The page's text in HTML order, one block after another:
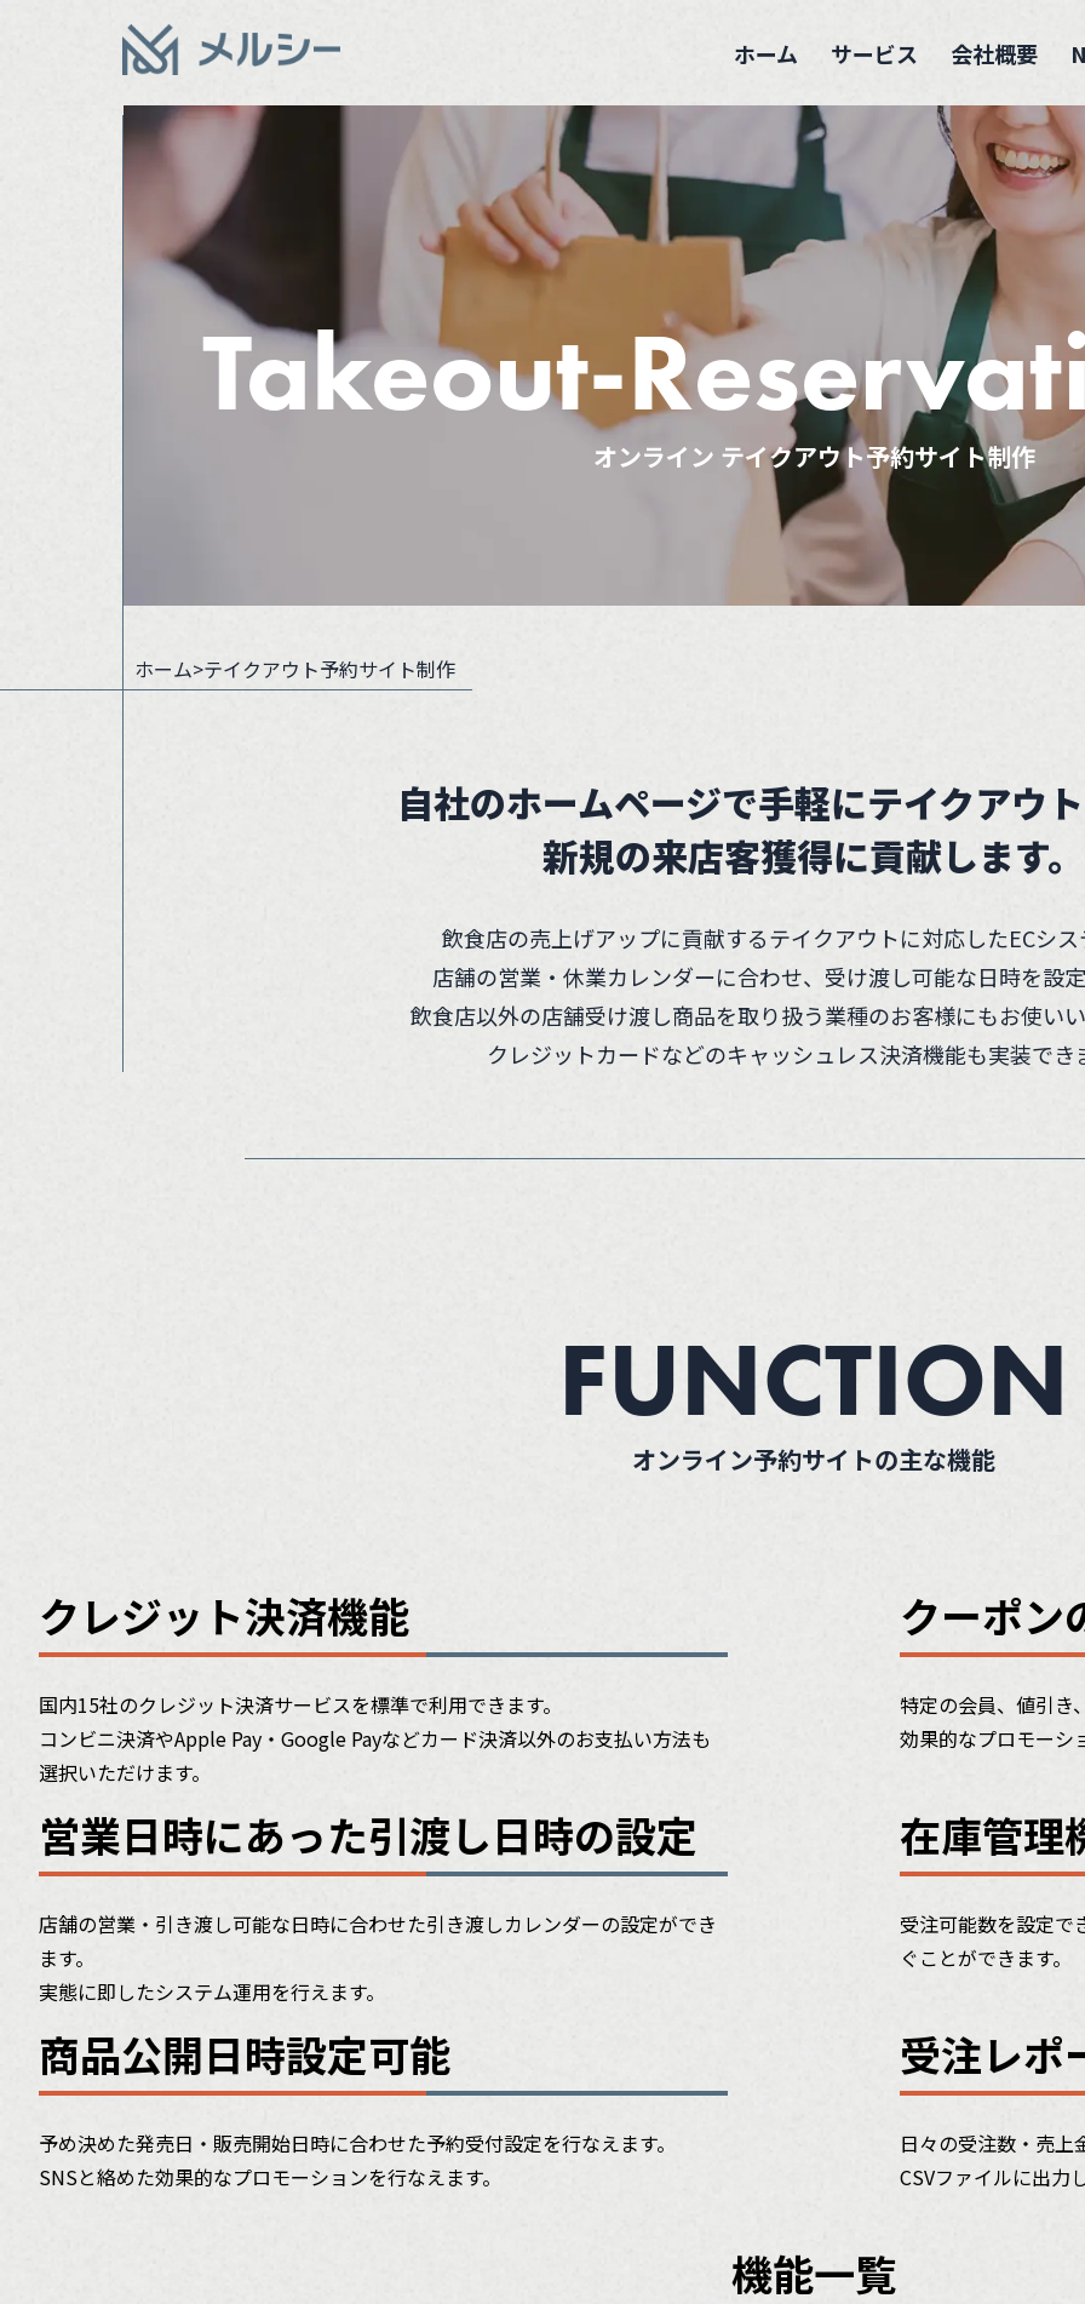
ホーム サービス 会社概要
Takeout-
オンライン テイクアウト予約サイト制作
ホーム>テイクアウト予約サイト制作
自社のホームページで手軽にテイクアウ
新規の来店客獲得に貢献します。
飲食店の売上げアップに貢献するテイクアウトに対応したECシス
店舗の営業・休業カレンダーに合わせ、受け渡し可能な日時を設
飲食店以外の店舗受け渡し商品を取り扱う業種のお客様にもお使い
クレジットカードなどのキャッシュレス決済機能も実装でき
FUNCTION
オンライン予約サイトの主な機能
クレジット決済機能
国内15社のクレジット決済サービスを標準で利用できます。
コンビニ決済やApple Pay・Google Payなどカード決済以外のお支払い方法も
選択いただけます。
クーポン
特定の会員、値引き
効果的なプロモーシ
営業日時にあった引渡し日時の設定
店舗の営業・引き渡し可能な日時に合わせた引き渡しカレンダーの設定ができ
ます。
実態に即したシステム運用を行えます。
在庫管理
受注可能数を設定で
ぐことができます。
商品公開日時設定可能
予め決めた発売日・販売開始日時に合わせた予約受付設定を行なえます。
SNSと絡めた効果的なプロモーションを行なえます。
受注レポ
日々の受注数・売上
CSVファイルに出力
機能一覧